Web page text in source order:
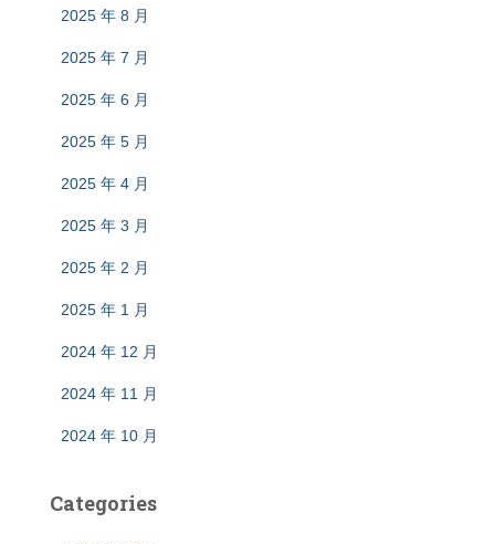
2025 年 8 月
2025 年 7 月
2025 年 6 月
2025 年 5 月
2025 年 4 月
2025 年 3 月
2025 年 2 月
2025 年 1 月
2024 年 12 月
2024 年 11 月
2024 年 10 月
Categories